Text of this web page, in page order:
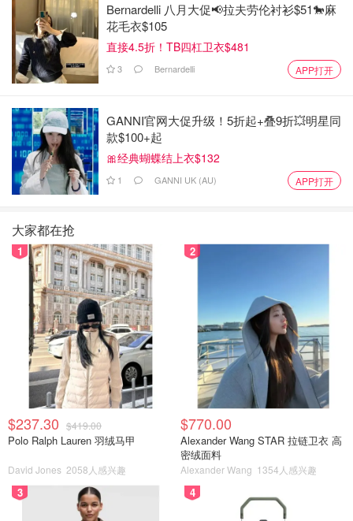
💛黄色💛
黄色这套我非常满意，无论从服装到拍摄都很喜欢。姐弟俩
年龄，穿上特别的阳光。
Bernardelli 八月大促📢拉夫劳伦衬衫$51🐎麻
花毛衣$105
直接4.5折！TB四杠卫衣$481
3 Bernardelli APP打开
GANNI官网大促升级！5折起+叠9折💥明星同
款$100+起
🎀经典蝴蝶结上衣$132
1 GANNI UK (AU) APP打开
大家都在抢
1
$237.30 $419.00
Polo Ralph Lauren 羽绒马甲
David Jones 2058人感兴趣
2
$770.00
Alexander Wang STAR 拉链卫衣 高
密绒面料
Alexander Wang 1354人感兴趣
3 4